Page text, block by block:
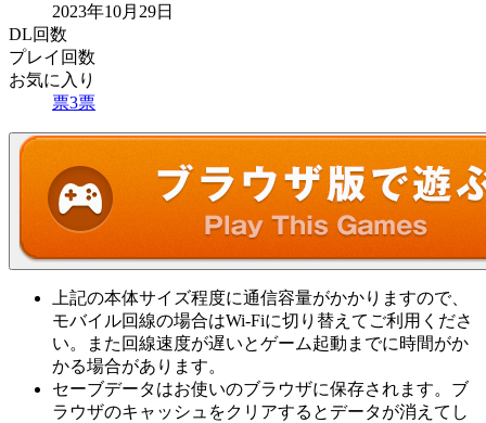
2023年10月29日
DL回数
プレイ回数
お気に入り
票3票
上記の本体サイズ程度に通信容量がかかりますので、
モバイル回線の場合はWi-Fiに切り替えてご利用くださ
い。また回線速度が遅いとゲーム起動までに時間がか
かる場合があります。
セーブデータはお使いのブラウザに保存されます。ブ
ラウザのキャッシュをクリアするとデータが消えてし